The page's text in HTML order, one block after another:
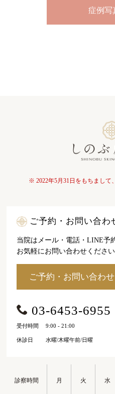
症例写
※ 2022年5月31日をもちまして
診察時間 月 火 水
ご予約・お問い合わ
当院はメール・電話・LINE予
お気軽にお問い合わせください
ご予約・お問い合わ
03-6453-6955
受付時間 9:00 - 21:00
休診日 水曜/木曜午前/日曜